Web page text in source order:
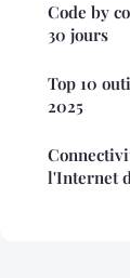
Code by
30 jours
Top 10
2025
l'Internet